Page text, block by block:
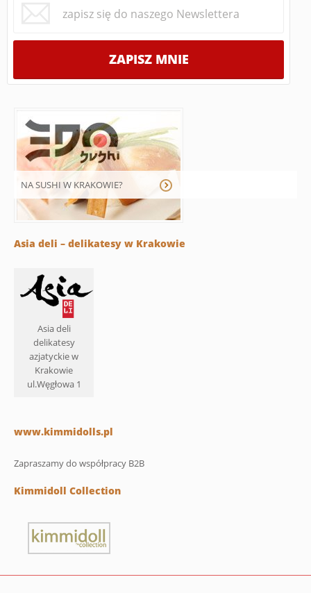
NA SUSHI W KRAKOWIE?
Asia deli – delikatesy w Krakowie
Asia deli
delikatesy
azjatyckie w
Krakowie
ul.Węgłowa 1
www.kimmidolls.pl
Zapraszamy do współpracy B2B
Kimmidoll Collection